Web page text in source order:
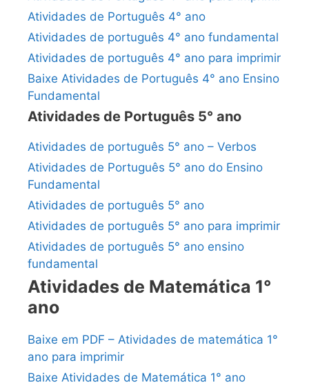
Atividades de Português 4° ano
Atividades de português 4° ano fundamental
Atividades de português 4° ano para imprimir
Baixe Atividades de Português 4° ano Ensino
Fundamental
Atividades de Português 5° ano
Atividades de português 5° ano – Verbos
Atividades de Português 5° ano do Ensino
Fundamental
Atividades de português 5° ano
Atividades de português 5° ano para imprimir
Atividades de português 5° ano ensino
fundamental
Atividades de Matemática 1°
ano
Baixe em PDF – Atividades de matemática 1°
ano para imprimir
Baixe Atividades de Matemática 1° ano